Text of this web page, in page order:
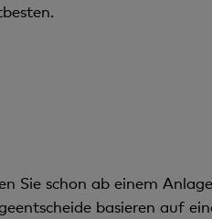
Sie schon ab einem
basieren auf